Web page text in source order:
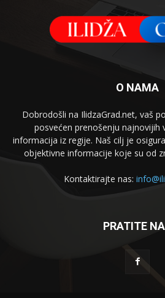
O NAMA
Dobrodošli na IlidzaGrad.net, vaš
posvećen prenošenju najnovijih
informacija iz regije. Naš cilj je
objektivne informacije koje su od
Kontaktirajte nas:
PRATITE